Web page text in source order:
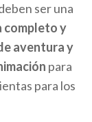
ser una
completo y
aventura y
para
para los